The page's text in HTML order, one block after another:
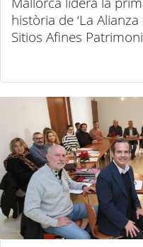
història de ‘La
Sitios Afines